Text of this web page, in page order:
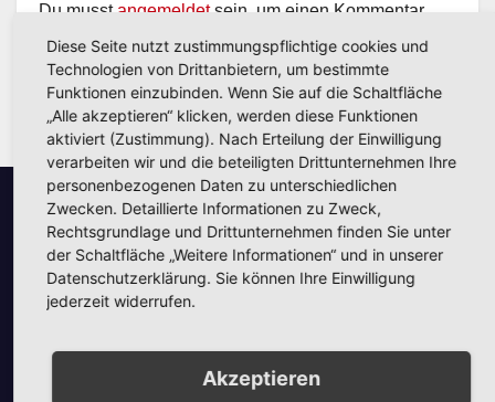
Du musstangemeldetsein, um einen Kommentar
abzugeben.
Unsere Partner
Diese Seite nutzt zustimmungspflichtige cookies und
Technologien von Drittanbietern, um bestimmte
Funktionen einzubinden. Wenn Sie auf die Schaltfläche
„Alle akzeptieren“ klicken, werden diese Funktionen
aktiviert (Zustimmung). Nach Erteilung der Einwilligung
verarbeiten wir und die beteiligten Drittunternehmen Ihre
personenbezogenen Daten zu unterschiedlichen
Zwecken. Detaillierte Informationen zu Zweck,
Rechtsgrundlage und Drittunternehmen finden Sie unter
der Schaltfläche „Weitere Informationen“ und in unserer
Datenschutzerklärung. Sie können Ihre Einwilligung
jederzeit widerrufen.
Akzeptieren